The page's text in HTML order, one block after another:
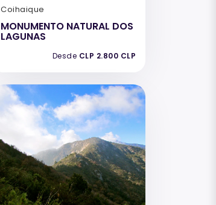
Coihaique
MONUMENTO NATURAL DOS
LAGUNAS
Desde CLP 2.800 CLP